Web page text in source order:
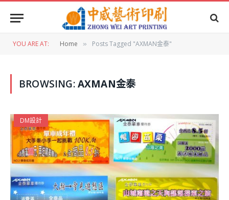
YOU ARE AT: Home » Posts Tagged "AXMAN金泰"
BROWSING:AXMAN金泰
DM設計